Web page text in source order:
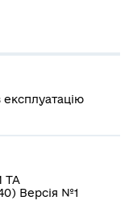
ТА
Версія №1